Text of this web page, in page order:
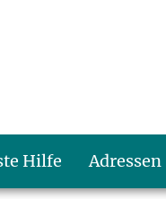
Hilfe Adressen